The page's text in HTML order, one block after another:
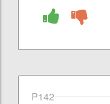
P142